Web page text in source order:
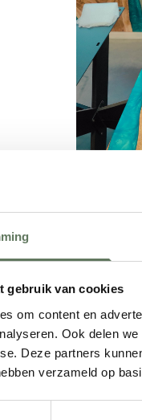
gebruik van cookies
om content en
Ook delen
Deze partners
verzameld op